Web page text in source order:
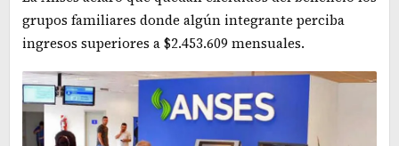
grupos familiares donde algún integrante perciba
ingresos superiores a $2.453.609 mensuales.